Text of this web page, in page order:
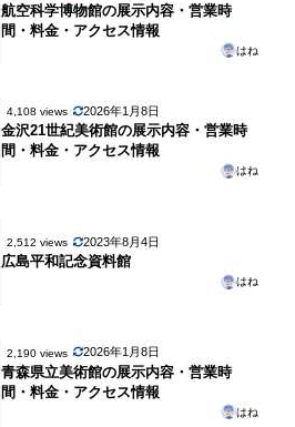
航空科学博物館の展示内容・営業時
間・料金・アクセス情報
はね
4,108 views 2026年1月8日
金沢21世紀美術館の展示内容・営業時
間・料金・アクセス情報
はね
2,512 views 2023年8月4日
広島平和記念資料館
はね
2,190 views 2026年1月8日
青森県立美術館の展示内容・営業時
間・料金・アクセス情報
はね